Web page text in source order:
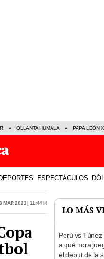
OLLANTA HUMALA PAPA LEÓN
DEPORTES ESPECTÁCULOS
Mar 2023 | 11:44 h
LO MÁS
Perú vs Túnez
a qué hora
el debut de la